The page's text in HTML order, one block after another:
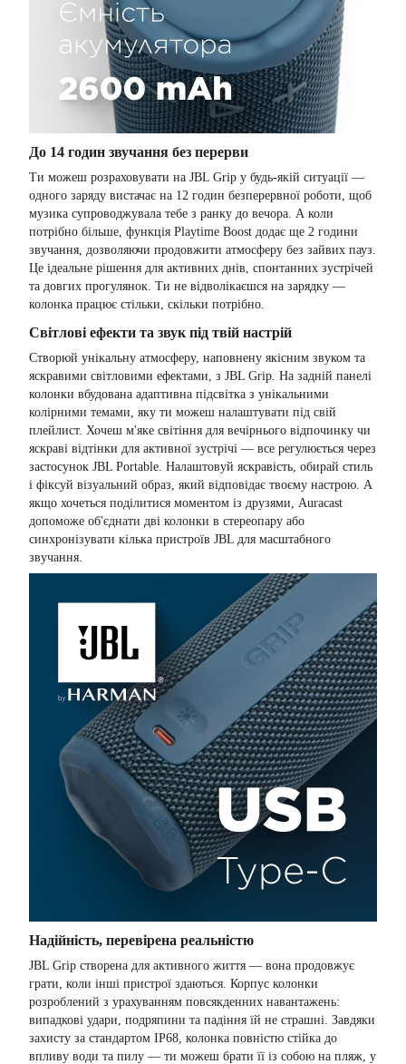
До 14 годин звучання без перерви
Ти можеш розраховувати на JBL Grip у будь-якій ситуації —
одного заряду вистачає на 12 годин безперервної роботи, щоб
музика супроводжувала тебе з ранку до вечора. А коли
потрібно більше, функція Playtime Boost додає ще 2 години
звучання, дозволяючи продовжити атмосферу без зайвих пауз.
Це ідеальне рішення для активних днів, спонтанних зустрічей
та довгих прогулянок. Ти не відволікаєшся на зарядку —
колонка працює стільки, скільки потрібно.
Світлові ефекти та звук під твій настрій
Створюй унікальну атмосферу, наповнену якісним звуком та
яскравими світловими ефектами, з JBL Grip. На задній панелі
колонки вбудована адаптивна підсвітка з унікальними
колірними темами, яку ти можеш налаштувати під свій
плейлист. Хочеш м'яке світіння для вечірнього відпочинку чи
яскраві відтінки для активної зустрічі — все регулюється через
застосунок JBL Portable. Налаштовуй яскравість, обирай стиль
і фіксуй візуальний образ, який відповідає твоєму настрою. А
якщо хочеться поділитися моментом із друзями, Auracast
допоможе об'єднати дві колонки в стереопару або
синхронізувати кілька пристроїв JBL для масштабного
звучання.
Надійність, перевірена реальністю
JBL Grip створена для активного життя — вона продовжує
грати, коли інші пристрої здаються. Корпус колонки
розроблений з урахуванням повсякденних навантажень:
випадкові удари, подряпини та падіння їй не страшні. Завдяки
захисту за стандартом IP68, колонка повністю стійка до
впливу води та пилу — ти можеш брати її із собою на пляж, у